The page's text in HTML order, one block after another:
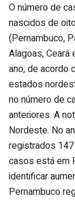
O número de
nascidos de
(Pernambuco,
Alagoas, Ceará
ano, de acordo
estados
no número de
anteriores. A
Nordeste. No
registrados
casos está em
identificar
Pernambuco